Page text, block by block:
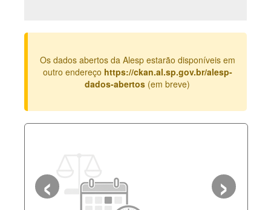
Legislação
Perguntas frequentes
Os dados abertos da Alesp estarão disponíveis em
outro endereço https://ckan.al.sp.gov.br/alesp-
dados-abertos (em breve)
‹ ›